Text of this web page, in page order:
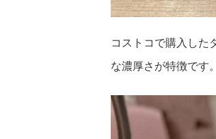
コストコで購入した
な濃厚さが特徴です。